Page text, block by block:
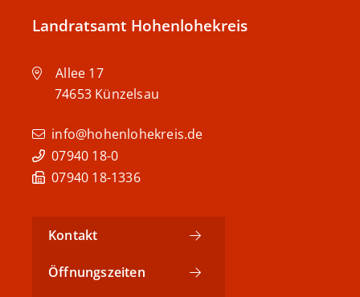
Landratsamt Hohenlohekreis
Allee 17
74653 Künzelsau
info@hohenlohekreis.de
07940 18-0
07940 18-1336
Kontakt
Öffnungszeiten